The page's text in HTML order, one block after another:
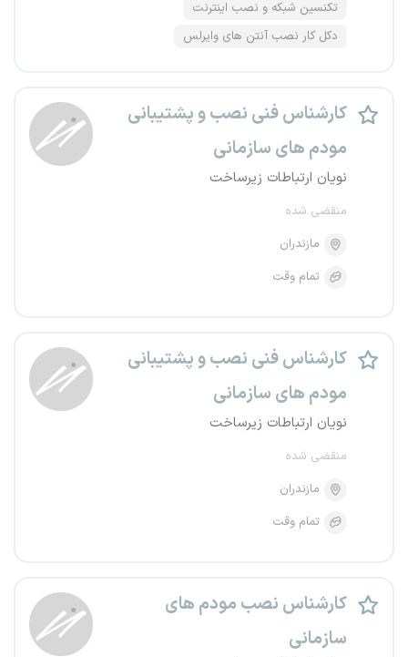
تکنسین شبکه و نصب اینترنت
دکل کار نصب آنتن های وایرلس
کارشناس فنی نصب و پشتیبانی
مودم های سازمانی
نویان ارتباطات زیرساخت
منقضی شده
مازندران
تمام وقت
کارشناس فنی نصب و پشتیبانی
مودم های سازمانی
نویان ارتباطات زیرساخت
منقضی شده
مازندران
تمام وقت
کارشناس نصب مودم های
سازمانی